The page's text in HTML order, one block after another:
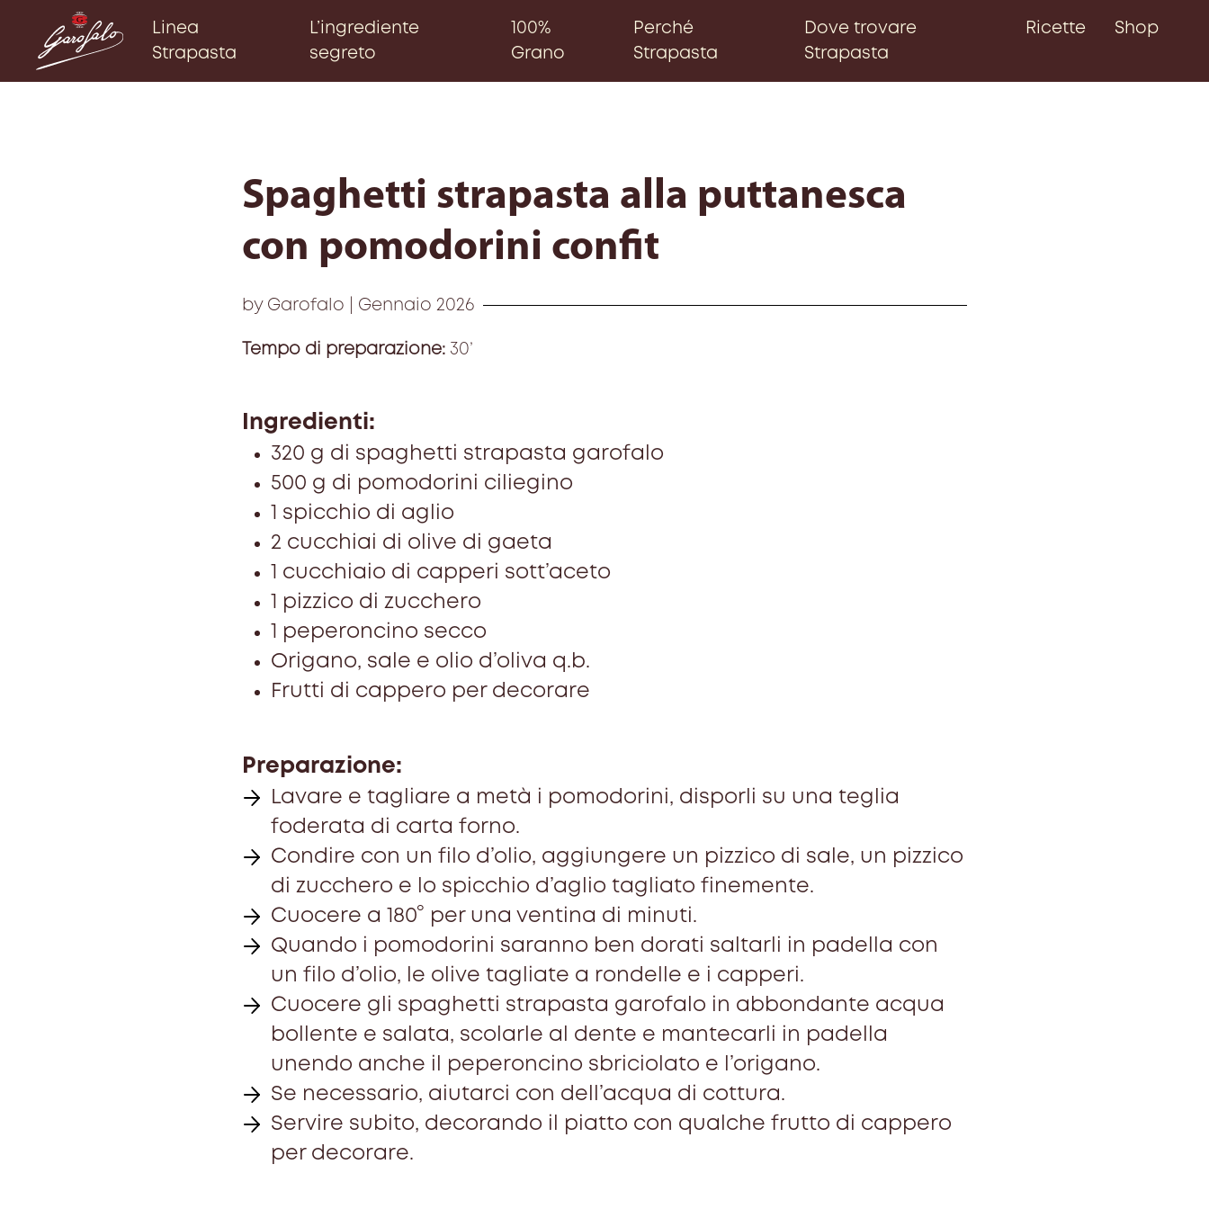
Linea
Strapasta
L’ingrediente
segreto
100%
Grano
Perché
Strapasta
Dove trovare
Strapasta
Ricette Shop
Spaghetti strapasta alla puttanesca
con pomodorini confit
by Garofalo | Gennaio 2026
Tempo di preparazione:30’
Ingredienti:
320 g di spaghetti strapasta garofalo
500 g di pomodorini ciliegino
1 spicchio di aglio
2 cucchiai di olive di gaeta
1 cucchiaio di capperi sott’aceto
1 pizzico di zucchero
1 peperoncino secco
Origano, sale e olio d’oliva q.b.
Frutti di cappero per decorare
Preparazione:
Lavare e tagliare a metà i pomodorini, disporli su una teglia
foderata di carta forno.
Condire con un filo d’olio, aggiungere un pizzico di sale, un pizzico
di zucchero e lo spicchio d’aglio tagliato finemente.
Cuocere a 180° per una ventina di minuti.
Quando i pomodorini saranno ben dorati saltarli in padella con
un filo d’olio, le olive tagliate a rondelle e i capperi.
Cuocere gli spaghetti strapasta garofalo in abbondante acqua
bollente e salata, scolarle al dente e mantecarli in padella
unendo anche il peperoncino sbriciolato e l’origano.
Se necessario, aiutarci con dell’acqua di cottura.
Servire subito, decorando il piatto con qualche frutto di cappero
per decorare.